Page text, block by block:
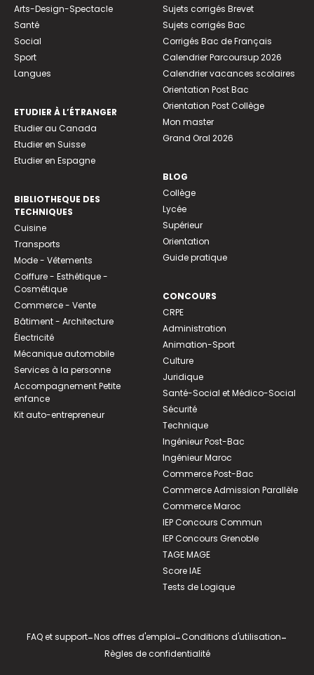
Arts-Design-Spectacle
Santé
Social
Sport
Langues
ETUDIER À L’ÉTRANGER
Etudier au Canada
Etudier en Suisse
Etudier en Espagne
BIBLIOTHEQUE DES
TECHNIQUES
Cuisine
Transports
Mode - Vêtements
Coiffure - Esthétique -
Cosmétique
Commerce - Vente
Bâtiment - Architecture
Électricité
Mécanique automobile
Services à la personne
Accompagnement Petite
enfance
Kit auto-entrepreneur
Sujets corrigés Brevet
Sujets corrigés Bac
Corrigés Bac de Français
Calendrier Parcoursup 2026
Calendrier vacances scolaires
Orientation Post Bac
Orientation Post Collège
Mon master
Grand Oral 2026
BLOG
Collège
Lycée
Supérieur
Orientation
Guide pratique
CONCOURS
CRPE
Administration
Animation-Sport
Culture
Juridique
Santé-Social et Médico-Social
Sécurité
Technique
Ingénieur Post-Bac
Ingénieur Maroc
Commerce Post-Bac
Commerce Admission Parallèle
Commerce Maroc
IEP Concours Commun
IEP Concours Grenoble
TAGE MAGE
Score IAE
Tests de Logique
FAQ et support-Nos offres d'emploi-Conditions d'utilisation-
Règles de confidentialité